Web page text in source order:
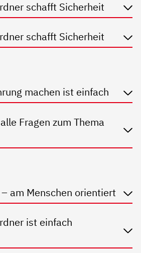
schafft Sicherheit
schafft Sicherheit
machen ist einfach
Fragen zum Thema
am Menschen orientiert
ist einfach